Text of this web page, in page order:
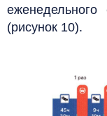
(рисунок 10).